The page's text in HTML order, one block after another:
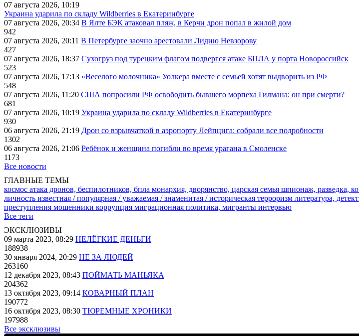
07 августа 2026, 10:19
Украина ударила по складу Wildberries в Екатеринбурге
07 августа 2026, 20:34 В Ялте БЭК атаковал пляж, в Керчи дрон попал в жилой дом
942
07 августа 2026, 20:11 В Петербурге заочно арестовали Лидию Невзорову
427
07 августа 2026, 18:37 Сухогруз под турецким флагом подвергся атаке БПЛА у порта Новороссийск
523
07 августа 2026, 17:13 «Веселого молочника» Уолкера вместе с семьей хотят выдворить из РФ
548
07 августа 2026, 11:20 США попросили РФ освободить бывшего морпеха Гилмана: он при смерти?
681
07 августа 2026, 10:19 Украина ударила по складу Wildberries в Екатеринбурге
930
06 августа 2026, 21:19 Дрон со взрывчаткой в аэропорту Лейпцига: собрали все подробности
1302
06 августа 2026, 21:06 Ребёнок и женщина погибли во время урагана в Смоленске
1173
Все новости
ГЛАВНЫЕ ТЕМЫ
космос атака дронов, беспилотников, бпла монархия, дворянство, царская семья шпионаж, разведка,
личность известная / популярная / уважаемая / знаменитая / историческая терроризм литература,
преступления мошенники коррупция миграционная политика, мигранты интервью
Все теги
ЭКСКЛЮЗИВЫ
09 марта 2023, 08:29 НЕЛЁГКИЕ ДЕНЬГИ
188938
30 января 2024, 20:29 НЕ ЗА ЛЮДЕЙ
263160
12 декабря 2023, 08:43 ПОЙМАТЬ МАНЬЯКА
204362
13 октября 2023, 09:14 КОВАРНЫЙ ПЛАН
190772
16 октября 2023, 08:30 ТЮРЕМНЫЕ ХРОНИКИ
197988
Все эксклюзивы